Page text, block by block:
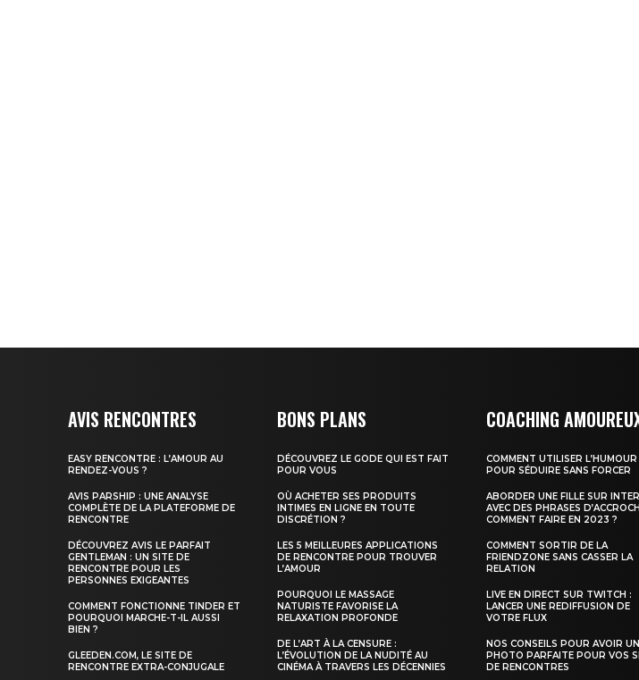
AVIS RENCONTRES
EASY RENCONTRE : L’AMOUR AU
RENDEZ-VOUS ?
AVIS PARSHIP : UNE ANALYSE
COMPLÈTE DE LA PLATEFORME DE
RENCONTRE
DÉCOUVREZ AVIS LE PARFAIT
GENTLEMAN : UN SITE DE
RENCONTRE POUR LES
PERSONNES EXIGEANTES
COMMENT FONCTIONNE TINDER ET
POURQUOI MARCHE-T-IL AUSSI
BIEN ?
GLEEDEN.COM, LE SITE DE
RENCONTRE EXTRA-CONJUGALE
BONS PLANS
DÉCOUVREZ LE GODE QUI EST FAIT
POUR VOUS
OÙ ACHETER SES PRODUITS
INTIMES EN LIGNE EN TOUTE
DISCRÉTION ?
LES 5 MEILLEURES APPLICATIONS
DE RENCONTRE POUR TROUVER
L’AMOUR
POURQUOI LE MASSAGE
NATURISTE FAVORISE LA
RELAXATION PROFONDE
DE L’ART À LA CENSURE :
L’ÉVOLUTION DE LA NUDITÉ AU
CINÉMA À TRAVERS LES DÉCENNIES
COACHING
COMMENT UTILISER L’HUMOUR
POUR SÉDUIRE SANS FORCER
ABORDER UNE FILLE SUR
AVEC DES PHRASES
COMMENT FAIRE EN 2023 ?
COMMENT SORTIR DE LA
FRIENDZONE SANS CASSER LA
RELATION
LIVE EN DIRECT SUR TWITCH :
LANCER UNE REDIFFUSION DE
VOTRE FLUX
NOS CONSEILS POUR AVOIR
PHOTO PARFAITE POUR VOS
DE RENCONTRES